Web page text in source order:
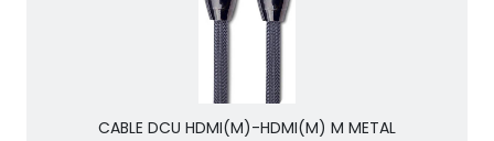
CABLE DCU HDMI(M)-HDMI(M) M METAL